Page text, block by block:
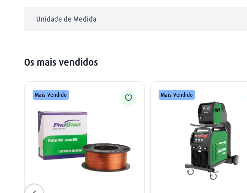
Unidade de Medida
Os mais vendidos
Mais Vendido Mais Vendido